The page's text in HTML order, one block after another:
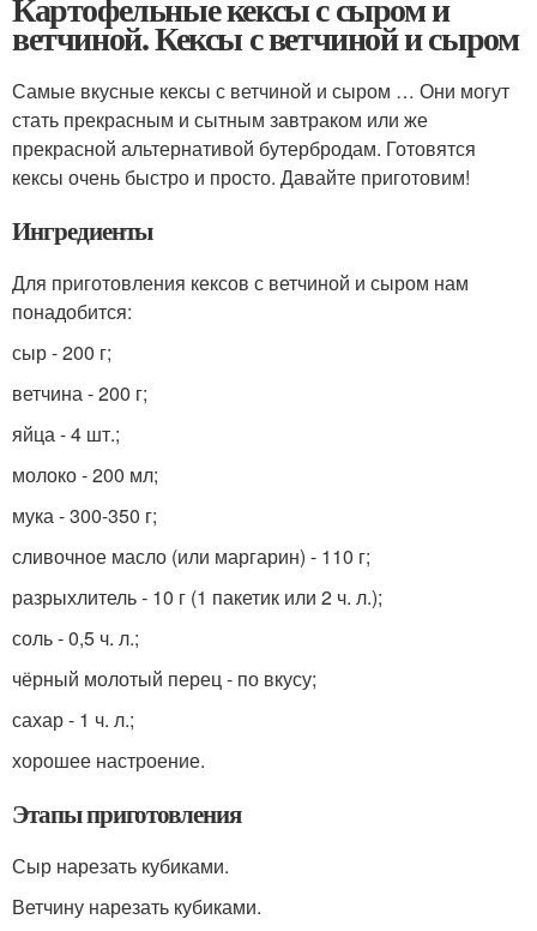
ветчиной. Кексы с ветчиной и сыром
Самые вкусные кексы с ветчиной и сыром … Они могут
стать прекрасным и сытным завтраком или же
прекрасной альтернативой бутербродам. Готовятся
кексы очень быстро и просто. Давайте приготовим!
Ингредиенты
Для приготовления кексов с ветчиной и сыром нам
понадобится:
сыр - 200 г;
ветчина - 200 г;
яйца - 4 шт.;
молоко - 200 мл;
мука - 300-350 г;
сливочное масло (или маргарин) - 110 г;
разрыхлитель - 10 г (1 пакетик или 2 ч. л.);
соль - 0,5 ч. л.;
чёрный молотый перец - по вкусу;
сахар - 1 ч. л.;
хорошее настроение.
Этапы приготовления
Сыр нарезать кубиками.
Ветчину нарезать кубиками.